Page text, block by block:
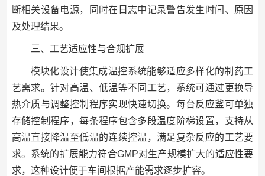
断相关设备电源，同时在日志中记录警告发生时间、原因
及处理结果。
三、工艺适应性与合规扩展
模块化设计使集成温控系统能够适应多样化的制药工
艺需求。针对高温、低温等不同工艺，系统可通过更换导
热介质与调整控制程序实现快速切换。每台反应釜可单独
存储控制程序，每条程序包含多段温度阶梯设置，支持从
高温直接降温至低温的连续控温，满足复杂反应的工艺要
求。系统的扩展能力符合GMP对生产规模扩大的适应性要
求，这种设计便于车间根据产能需求逐步扩容。